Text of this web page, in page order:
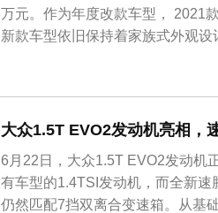
万元。作为年度改款车型， 2021
新款车型依旧保持着家族式外观
度。尺寸方面，2021款明锐的长
2686mm。内饰...
大众1.5T EVO2发动机亮相，
6月22日，大众1.5T EVO2发动机
有车型的1.4TSI发动机，而全新
仍然匹配7挡双离合变速箱。从基